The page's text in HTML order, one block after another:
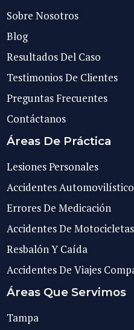
Sobre Nosotros
Blog
Resultados Del Caso
Testimonios De Clientes
Preguntas Frecuentes
Contáctanos
Áreas De Práctica
Lesiones Personales
Accidentes
Errores De Medicación
Accidentes De Motocicletas
Resbalón Y Caída
Accidentes De Viajes
Áreas Que Servimos
Tampa